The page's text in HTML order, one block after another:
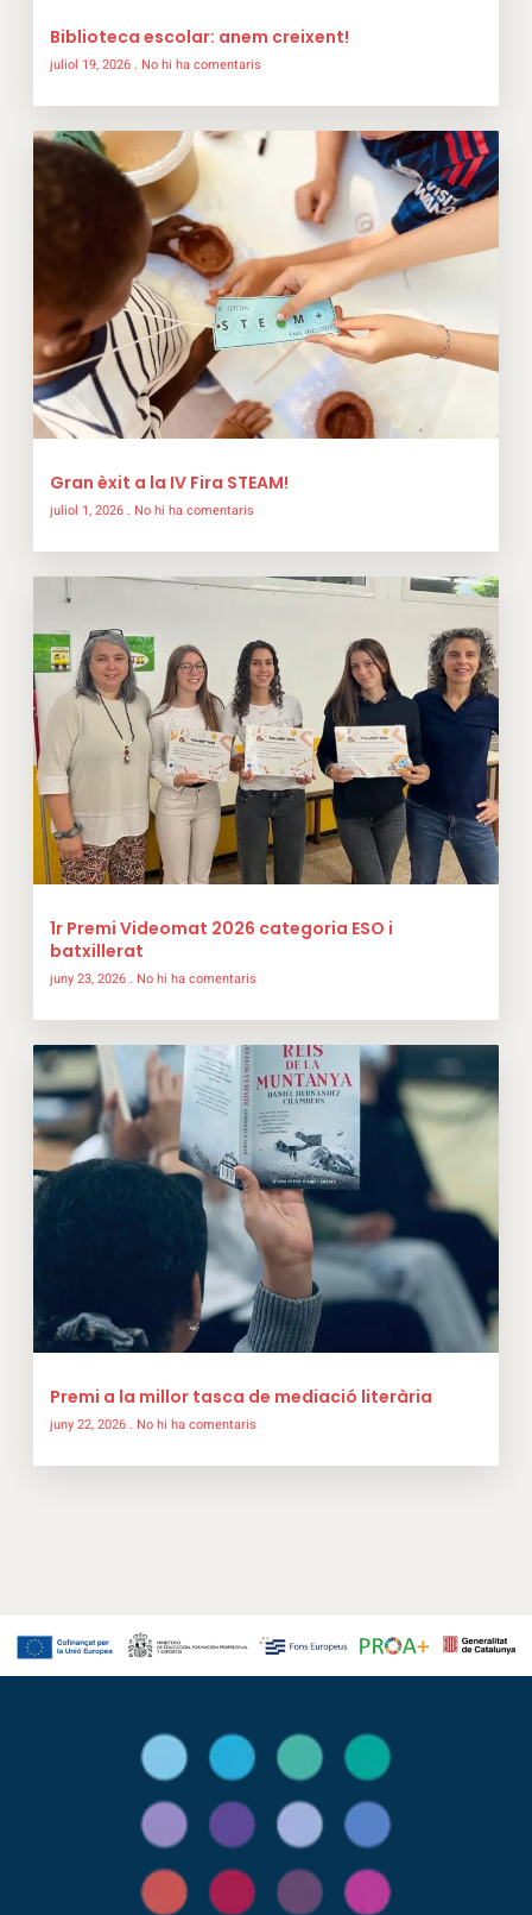
Biblioteca escolar: anem creixent!
juliol 19, 2026 No hi ha comentaris
Gran èxit a la IV Fira STEAM!
juliol 1, 2026 No hi ha comentaris
1r Premi Videomat 2026 categoria ESO i
batxillerat
juny 23, 2026 No hi ha comentaris
Premi a la millor tasca de mediació literària
juny 22, 2026 No hi ha comentaris